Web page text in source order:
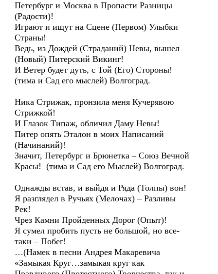
Петербург и Москва в Пропасти Разницы
(Радости)!
Играют и ищут на Сцене (Первом) Улыбки
Страны!
Ведь, из Дождей (Страданий) Невы, вышел
(Новый) Питерский Викинг!
И Ветер будет дуть, с Той (Его) Стороны!
(тима и Сад его мыслей) Волгоград.
Ника Стрижак, пронзила меня Кучерявою
Стрижкой!
И Глазок Типаж, обличил Даму Невы!
Питер опять Эталон в моих Написаний
(Начинаний)!
Значит, Петербург и Брюнетка – Союз Вечной
Красы! (тима и Сад его Мыслей) Волгоград.
Однажды встав, и выйдя и Ряда (Толпы) вон!
Я разглядел в Ручьях (Мелочах) – Разливы
Рек!
Чрез Камни Пройденных Дорог (Опыт)!
Я сумел пробить пусть не большой, но все-
таки – Побег!
…(Намек в песни Андрея Макаревича
«Замыкая Круг…замыкая круг как